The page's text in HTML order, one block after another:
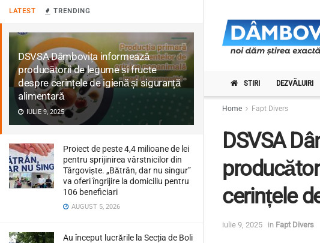
LATEST TRENDING
DSVSA Dâmbovița informează
producătorii de legume și fructe
despre cerințele de igienă și siguranță
alimentară
IULIE 9, 2025
Proiect de peste 4,4 milioane de lei
pentru sprijinirea vârstnicilor din
Târgoviște. „Bătrân, dar nu singur”
va oferi îngrijire la domiciliu pentru
106 beneficiari
AUGUST 5, 2026
Au început lucrările la Secția de Boli
STIRI DEZVĂLUIRI
Home Fapt Divers
DSVSA
cerințele
iulie 9, 2025 in Fapt Divers